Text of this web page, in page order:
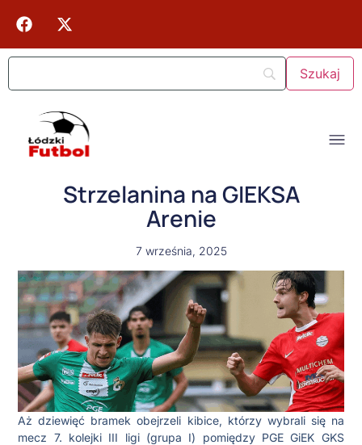
Strzelanina na GIEKSA
Arenie
7 września, 2025
Aż dziewięć bramek obejrzeli kibice, którzy wybrali się na
mecz 7. kolejki III ligi (grupa I) pomiędzy PGE GiEK GKS